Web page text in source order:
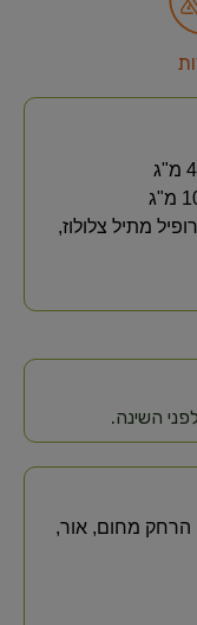
מתיל צלולוז,
מחום, אור,